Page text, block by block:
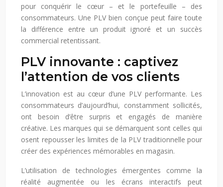
pour conquérir le cœur – et le portefeuille – des
consommateurs. Une PLV bien conçue peut faire toute
la différence entre un produit ignoré et un succès
commercial retentissant.
PLV innovante : captivez
l’attention de vos clients
L’innovation est au cœur d’une PLV performante. Les
consommateurs d’aujourd’hui, constamment sollicités,
ont besoin d’être surpris et engagés de manière
créative. Les marques qui se démarquent sont celles qui
osent repousser les limites de la PLV traditionnelle pour
créer des expériences mémorables en magasin.
L’utilisation de technologies émergentes comme la
réalité augmentée ou les écrans interactifs peut